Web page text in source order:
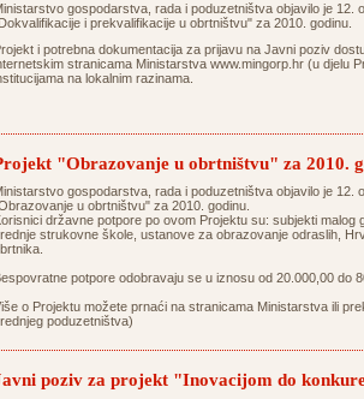
gospodarstva, rada i poduzetništva objavilo je
i prekvalifikacije u obrtništvu" za 2010. godinu.
i potrebna dokumentacija za prijavu na Javni poziv
stranicama Ministarstva www.mingorp.hr (u djelu
na lokalnim razinama.
"Obrazovanje u obrtništvu" za 2010.
gospodarstva, rada i poduzetništva objavilo je
u obrtništvu" za 2010. godinu.
državne potpore po ovom Projektu su: subjekti malog
strukovne škole, ustanove za obrazovanje odraslih,
potpore odobravaju se u iznosu od 20.000,00 do
o Projektu možete prnaći na stranicama Ministarstva ili
poduzetništva)
poziv za projekt "Inovacijom do